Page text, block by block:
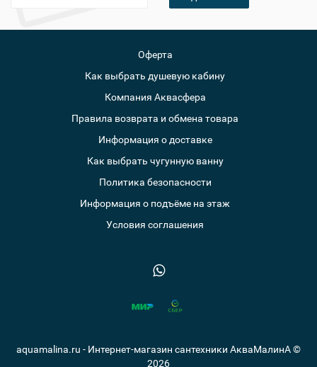
Оферта
Как выбрать душевую кабину
Компания Аквасфера
Правила возврата и обмена товара
Информация о доставке
Как выбрать чугунную ванну
Политика безопасности
Информация о подъёме на этаж
Условия соглашения
aquamalina.ru - Интернет-магазин сантехники АкваМалинА ©
2026